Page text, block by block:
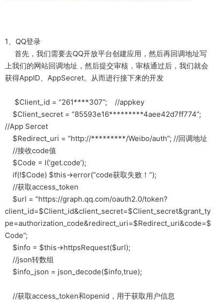
1、QQ登录
首先，我们需要去QQ开放平台创建应用，然后再回调地址写
上我们的网站回调地址，然后提交审核，审核通过后，我们就会
获得AppID、AppSecret。从而进行接下来的开发
$Client_id = “261****307”; //appkey
$Client_secret = “85593e16*********4aee42d7ff774”;
//App Sercet
$Redirect_uri = “http://*********/Weibo/auth”; //回调地址
//接收code值
$Code = I(‘get.code’);
if(!$Code) $this->error(“code获取失败！”);
//获取access_token
$url = “https://graph.qq.com/oauth2.0/token?
client_id=$Client_id&client_secret=$Client_secret&grant_ty
pe=authorization_code&redirect_uri=$Redirect_uri&code=$
Code”;
$info = $this->httpsRequest($url);
//json转数组
$info_json = json_decode($info,true);
//获取access_token和openid，用于获取用户信息